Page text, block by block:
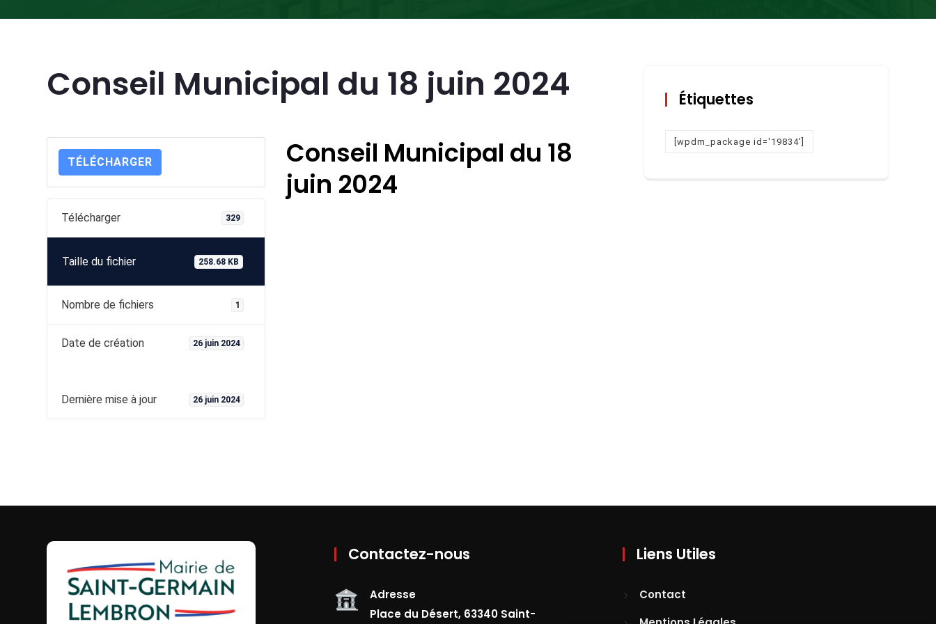
Conseil Municipal du 18 juin 2024
TÉLÉCHARGER
Télécharger 329
Taille du fichier 258.68 KB
Nombre de fichiers 1
Date de création 26 juin 2024
Dernière mise à jour 26 juin 2024
Conseil Municipal du 18
juin 2024
Étiquettes
[wpdm_package id='19834']
Contactez-nous
Adresse
Place du Désert, 63340 Saint-
Liens Utiles
Contact